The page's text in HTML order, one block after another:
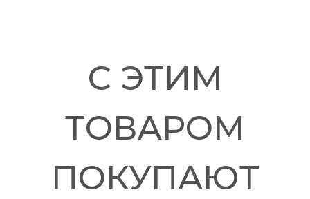
С ЭТИМ
ТОВАРОМ
ПОКУПАЮТ